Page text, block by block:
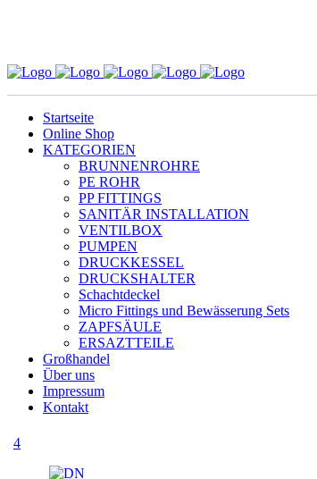
Startseite
Online Shop
KATEGORIEN
BRUNNENROHRE
PE ROHR
PP FITTINGS
SANITÄR INSTALLATION
VENTILBOX
PUMPEN
DRUCKKESSEL
DRUCKSHALTER
Schachtdeckel
Micro Fittings und Bewässerung Sets
ZAPFSÄULE
ERSAZTTEILE
Großhandel
Über uns
Impressum
Kontakt
4